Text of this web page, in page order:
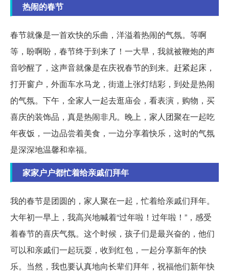
热闹的春节
春节就像是一首欢快的乐曲，洋溢着热闹的气氛。等啊
等，盼啊盼，春节终于到来了！一大早，我就被鞭炮的声
音吵醒了，这声音就像是在庆祝春节的到来。赶紧起床，
打开窗户，外面车水马龙，街道上张灯结彩，到处是热闹
的气氛。下午，全家人一起去逛庙会，看表演，购物，买
喜庆的装饰品，真是热闹非凡。晚上，家人团聚在一起吃
年夜饭，一边品尝着美食，一边分享着快乐，这时的气氛
是深深地温馨和幸福。
家家户户都忙着给亲戚们拜年
我的春节是团圆的，家人聚在一起，忙着给亲戚们拜年。
大年初一早上，我高兴地喊着“过年啦！过年啦！”，感受
着春节的喜庆气氛。这个时候，孩子们是最兴奋的，他们
可以和亲戚们一起玩耍，收到红包，一起分享新年的快
乐。当然，我也要认真地向长辈们拜年，祝福他们新年快